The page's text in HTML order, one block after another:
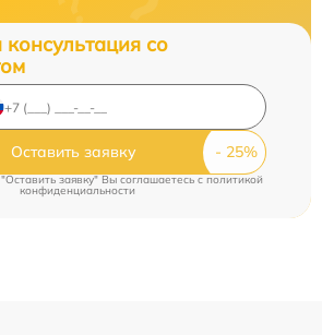
со
Оставить заявку
заявку" Вы соглашаетесь cполитикой
конфиденциальности